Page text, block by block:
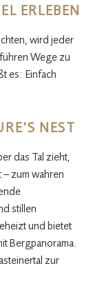
ERLEBEN
wird jeder
Wege zu
es: Einfach
NEST
das Tal zieht,
zum wahren
stillen
und bietet
Bergpanorama.
zur